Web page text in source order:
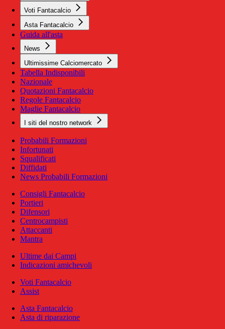
Voti Fantacalcio
Asta Fantacalcio
Guida all'asta
News
Ultimissime Calciomercato
Tabella Indisponibili
Nazionale
Quotazioni Fantacalcio
Regole Fantacalcio
Maglie Fantacalcio
I siti del nostro network
Probabili Formazioni
Infortunati
Squalificati
Diffidati
News Probabili Formazioni
Consigli Fantacalcio
Portieri
Difensori
Centrocampisti
Attaccanti
Mantra
Ultime dai Campi
Indicazioni amichevoli
Voti Fantacalcio
Assist
Asta Fantacalcio
Asta di riparazione